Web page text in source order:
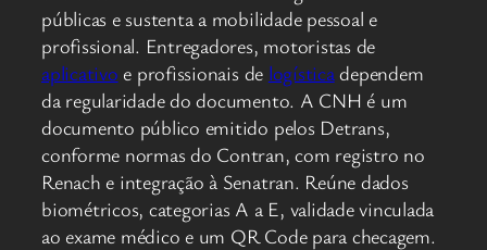
públicas e sustenta a mobilidade pessoal e
profissional. Entregadores, motoristas de
aplicativo e profissionais de logística dependem
da regularidade do documento. A CNH é um
documento público emitido pelos Detrans,
conforme normas do Contran, com registro no
Renach e integração à Senatran. Reúne dados
biométricos, categorias A a E, validade vinculada
ao exame médico e um QR Code para checagem.